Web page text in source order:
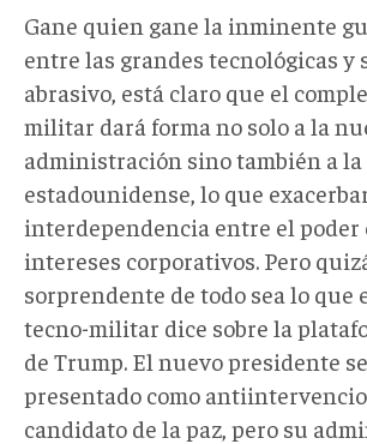
Gane quien gane la inminente
entre las grandes tecnológicas y
abrasivo, está claro que el
militar dará forma no solo a la
administración sino también a la
estadounidense, lo que
interdependencia entre el poder
intereses corporativos. Pero
sorprendente de todo sea lo que
tecno-militar dice sobre la
de Trump. El nuevo presidente
presentado como
candidato de la paz, pero su